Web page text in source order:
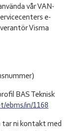
vår VAN-
e-
Visma
BAS Teknisk
ebms/in/1168
tar ni kontakt med